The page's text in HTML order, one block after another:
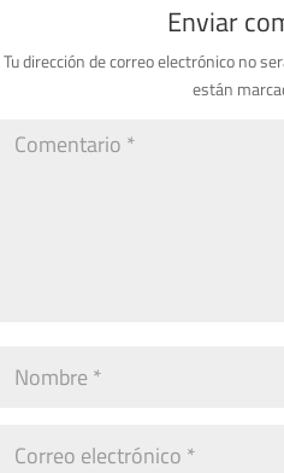
Enviar
Tu dirección de correo electrónico no
están